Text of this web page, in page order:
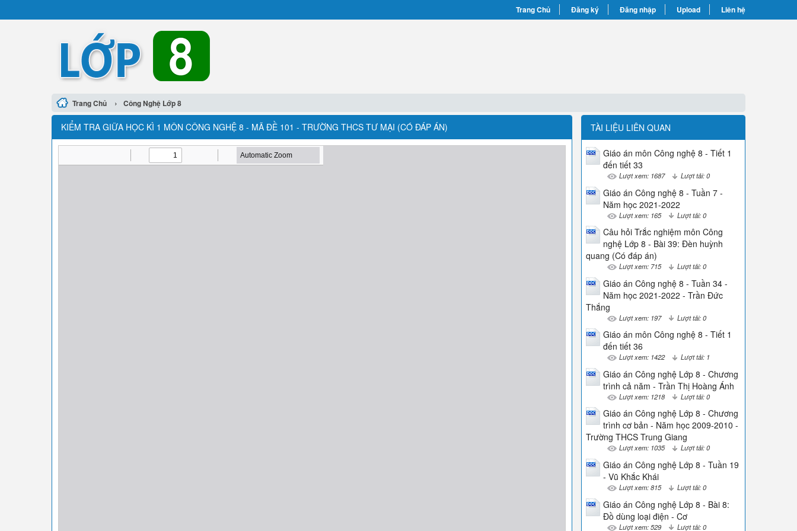
Trang Chủ Đăng ký Đăng nhập Upload Liên hệ
Trang Chủ › Công Nghệ Lớp 8
KIỂM TRA GIỮA HỌC KÌ 1 MÔN CÔNG NGHỆ 8 - MÃ ĐỀ 101 - TRƯỜNG THCS TƯ MẠI (CÓ ĐÁP ÁN) TÀI LIỆU LIÊN QUAN
Giáo án môn Công nghệ 8 - Tiết 1
đến tiết 33
Lượt xem: 1687 Lượt tải: 0
Giáo án Công nghệ 8 - Tuần 7 -
Năm học 2021-2022
Lượt xem: 165 Lượt tải: 0
Câu hỏi Trắc nghiệm môn Công
nghệ Lớp 8 - Bài 39: Đèn huỳnh
quang (Có đáp án)
Lượt xem: 715 Lượt tải: 0
Giáo án Công nghệ 8 - Tuần 34 -
Năm học 2021-2022 - Trần Đức
Thắng
Lượt xem: 197 Lượt tải: 0
Giáo án môn Công nghệ 8 - Tiết 1
đến tiết 36
Lượt xem: 1422 Lượt tải: 1
Giáo án Công nghệ Lớp 8 - Chương
trình cả năm - Trần Thị Hoàng Ánh
Lượt xem: 1218 Lượt tải: 0
Giáo án Công nghệ Lớp 8 - Chương
trình cơ bản - Năm học 2009-2010 -
Trường THCS Trung Giang
Lượt xem: 1035 Lượt tải: 0
Giáo án Công nghệ Lớp 8 - Tuần 19
- Vũ Khắc Khái
Lượt xem: 815 Lượt tải: 0
Giáo án Công nghệ Lớp 8 - Bài 8:
Đồ dùng loại điện - Cơ
Lượt xem: 529 Lượt tải: 0